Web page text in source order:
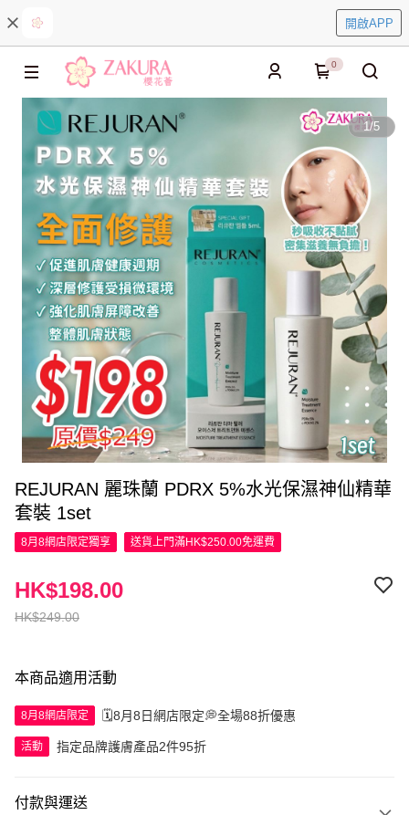
開啟APP
0
1/5
REJURAN 麗珠蘭 PDRX 5%水光保濕神仙精華
套裝 1set
8月8網店限定獨享 送貨上門滿HK$250.00免運費
HK$249.00
HK$198.00
本商品適用活動
8月8網店限定 🗓️8月8日網店限定💭全場88折優惠
活動 指定品牌護膚產品2件95折
付款與運送